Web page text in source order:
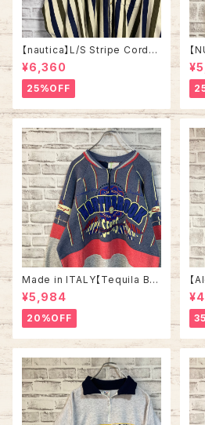
【nautica】L/S Stripe Cordur
oy Shirt L 90s ノーティカ スト
ライプ コーデュロイ シャツ ボタ
ンダウン 長袖 ワンポイントロゴ
刺繍ロゴ 旧タグ USA アメリカ
古着
¥6,360
25%OFF
【
カ
ェ
Made in ITALY【Tequila Bo
om】L/S Sweat/Trainer XL 9
0s ハーフジップスウェット トレ
ーナー マルチカラー レーシング
イタリア製 Euro ユーロ 古着
¥5,984
20%OFF
【
n USA 90s
ー
ア